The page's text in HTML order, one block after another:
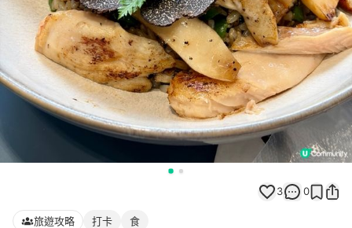
3 0
旅遊攻略 打卡 食